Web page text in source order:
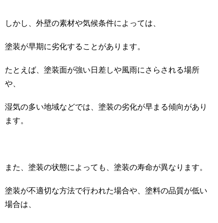
しかし、外壁の素材や気候条件によっては、
塗装が早期に劣化することがあります。
たとえば、塗装面が強い日差しや風雨にさらされる場所
や、
湿気の多い地域などでは、塗装の劣化が早まる傾向があり
ます。
また、塗装の状態によっても、塗装の寿命が異なります。
塗装が不適切な方法で行われた場合や、塗料の品質が低い
場合は、